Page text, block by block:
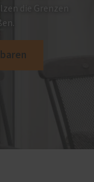
die Grenzen